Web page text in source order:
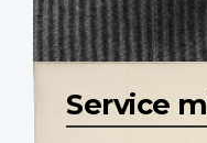
Service